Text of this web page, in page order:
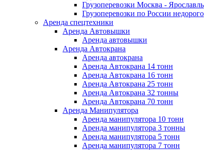
Грузоперевозки Москва - Ярославль
Грузоперевозки по России недорого
Аренда спецтехники
Аренда Автовышки
Аренда автовышки
Аренда Автокрана
Аренда автокрана
Аренда Автокрана 14 тонн
Аренда Автокрана 16 тонн
Аренда Автокрана 25 тонн
Аренда Автокрана 32 тонны
Аренда Автокрана 70 тонн
Аренда Манипулятора
Аренда манипулятора 10 тонн
Аренда манипулятора 3 тонны
Аренда манипулятора 5 тонн
Аренда манипулятора 7 тонн